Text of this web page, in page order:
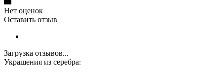
Нет оценок
Оставить отзыв
Загрузка отзывов...
Украшения из серебра: